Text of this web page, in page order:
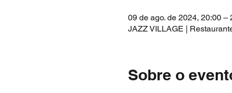
09 de ago. de 2024, 20:00 –
JAZZ VILLAGE |
Sobre o